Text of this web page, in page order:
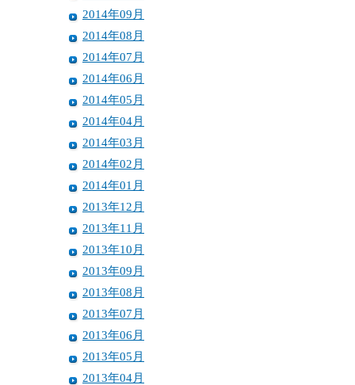
2014年09月
2014年08月
2014年07月
2014年06月
2014年05月
2014年04月
2014年03月
2014年02月
2014年01月
2013年12月
2013年11月
2013年10月
2013年09月
2013年08月
2013年07月
2013年06月
2013年05月
2013年04月